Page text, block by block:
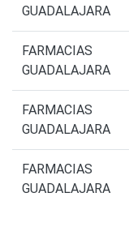
GUADALAJARA
FARMACIAS
GUADALAJARA
FARMACIAS
GUADALAJARA
FARMACIAS
GUADALAJARA